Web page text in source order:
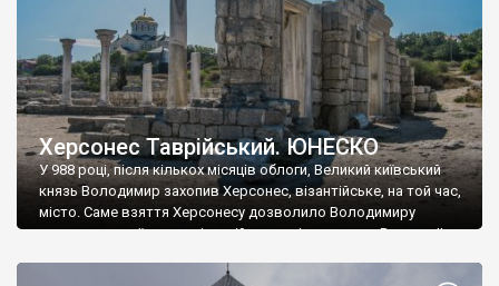
Херсонес Таврійський. ЮНЕСКО
У 988 році, після кількох місяців облоги, Великий київський
князь Володимир захопив Херсонес, візантійське, на той час,
місто. Саме взяття Херсонесу дозволило Володимиру
диктувати свої умови візантійському імператору Василю ІІ, та
Херсонесі Володимир-язичник, став Василем-християнином.